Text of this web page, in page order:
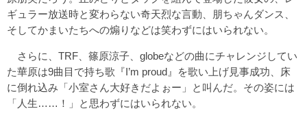
ギュラー放送時と変わらない奇天烈な言動、朋ちゃんダンス、
そしてかまいたちへの煽りなどは笑わずにはいられない。
さらに、TRF、篠原涼子、globeなどの曲にチャレンジしてい
た華原は9曲目で持ち歌『I’m proud』を歌い上げ見事成功、床
に倒れ込み「小室さん大好きだよぉー」と叫んだ。その姿には
「人生……！」と思わずにはいられない。